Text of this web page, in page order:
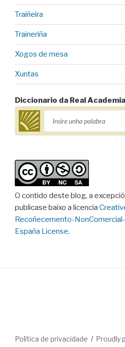
Traiñeira
Traineriña
Xogos de mesa
Xuntas
Diccionario da Real
O contido deste blog, a
publicase baixo a licencia
Recoñecemento-
España License.
Política de privacidade Proudly